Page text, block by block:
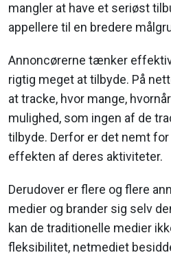
mangler at have et seriøst
appellere til en bredere
Annoncørerne tænker
rigtig meget at tilbyde. På
at tracke, hvor mange,
mulighed, som ingen af de
tilbyde. Derfor er det nemt
effekten af deres aktiviteter.
Derudover er flere og flere
medier og brander sig selv
kan de tradi­tionelle medier
fleksibilitet, net­mediet